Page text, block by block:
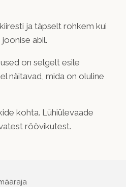
ja täpselt rohkem kui
abil.
on selgelt esile
näitavad, mida on oluline
kohta. Lühiülevaade
röövikutest.